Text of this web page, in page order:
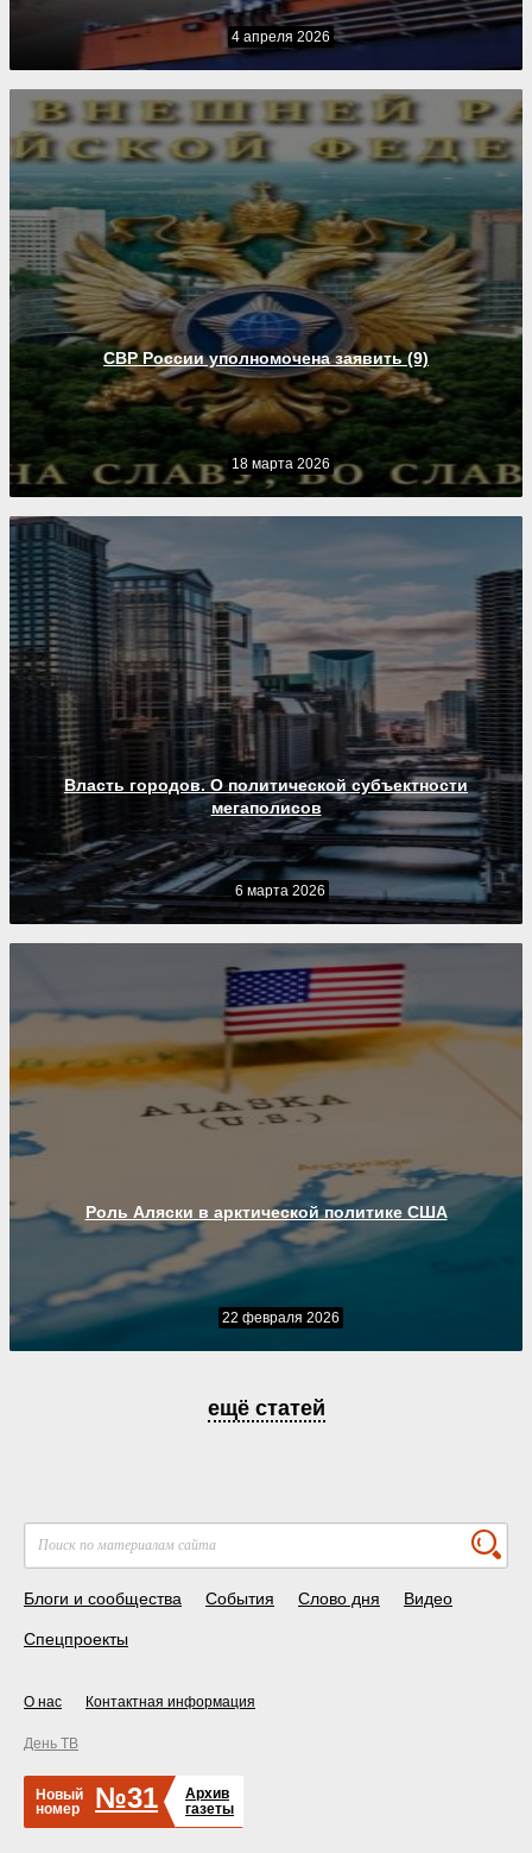
4 апреля 2026
СВР России уполномочена заявить (9)
18 марта 2026
Власть городов. О политической субъектности
мегаполисов
6 марта 2026
Роль Аляски в арктической политике США
22 февраля 2026
ещё статей
Блоги и сообщества События Слово дня Видео
Спецпроекты
О нас Контактная информация
День ТВ
Новый
номер
№31
Архив
газеты